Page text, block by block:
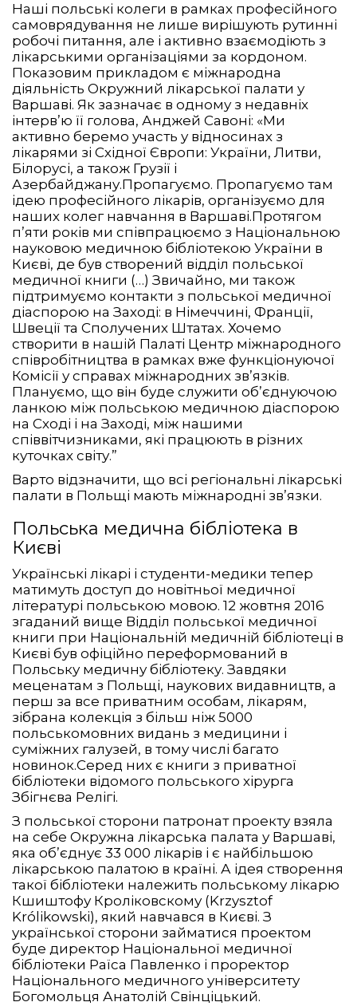
Наші польські колеги в рамках професійного
самоврядування не лише вирішують рутинні
робочі питання, але і активно взаємодіють з
лікарськими організаціями за кордоном.
Показовим прикладом є міжнародна
діяльність Окружний лікарської палати у
Варшаві. Як зазначає в одному з недавніх
інтерв’ю її голова, Анджей Савоні: «Ми
активно беремо участь у відносинах з
лікарями зі Східної Європи: України, Литви,
Білорусі, а також Грузії і
Азербайджану.Пропагуємо. Пропагуємо там
ідею професійного лікарів, організуємо для
наших колег навчання в Варшаві.Протягом
п’яти років ми співпрацюємо з Національною
науковою медичною бібліотекою України в
Києві, де був створений відділ польської
медичної книги (…) Звичайно, ми також
підтримуємо контакти з польської медичної
діаспорою на Заході: в Німеччині, Франції,
Швеції та Сполучених Штатах. Хочемо
створити в нашій Палаті Центр міжнародного
співробітництва в рамках вже функціонуючої
Комісії у справах міжнародних зв’язків.
Плануємо, що він буде служити об’єднуючою
ланкою між польською медичною діаспорою
на Сході і на Заході, між нашими
співвітчизниками, які працюють в різних
куточках світу.”
Варто відзначити, що всі регіональні лікарські
палати в Польщі мають міжнародні зв’язки.
Польська медична бібліотека в
Києві
Українські лікарі і студенти-медики тепер
матимуть доступ до новітньої медичної
літературі польською мовою. 12 жовтня 2016
згаданий вище Відділ польської медичної
книги при Національній медичній бібліотеці в
Києві був офіційно переформований в
Польську медичну бібліотеку. Завдяки
меценатам з Польщі, наукових видавництв, а
перш за все приватним особам, лікарям,
зібрана колекція з більш ніж 5000
польськомовних видань з медицини і
суміжних галузей, в тому числі багато
новинок.Серед них є книги з приватної
бібліотеки відомого польського хірурга
Збігнєва Релігі.
З польської сторони патронат проекту взяла
на себе Окружна лікарська палата у Варшаві,
яка об’єднує 33 000 лікарів і є найбільшою
лікарською палатою в країні. А ідея створення
такої бібліотеки належить польському лікарю
Кшиштофу Кроліковскому (Krzysztof
Królikowski), який навчався в Києві. З
української сторони займатися проектом
буде директор Національної медичної
бібліотеки Раїса Павленко і проректор
Національного медичного університету
Богомольця Анатолій Свінціцький.